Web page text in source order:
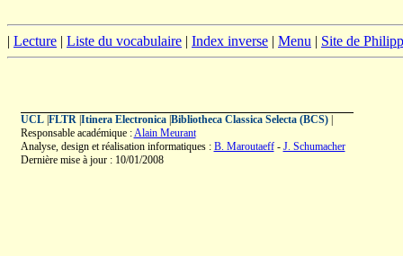
| Lecture | Liste du vocabulaire | Index inverse | Menu | Site de
UCL| FLTR| Itinera Electronica| Bibliotheca Classica Selecta (BCS)|
Responsable académique :Alain Meurant
Analyse, design et réalisation informatiques : B. Maroutaeff- J. Schumacher
Dernière mise à jour : 10/01/2008